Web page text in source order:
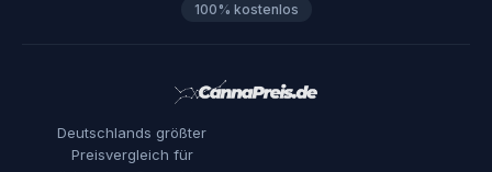
100% kostenlos
Deutschlands größter
Preisvergleich für